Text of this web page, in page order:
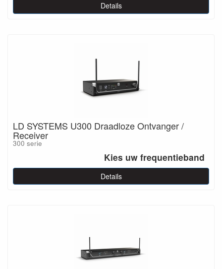
Details
LD SYSTEMS U300 Draadloze Ontvanger /
Receiver
300 serie
Kies uw frequentieband
Details